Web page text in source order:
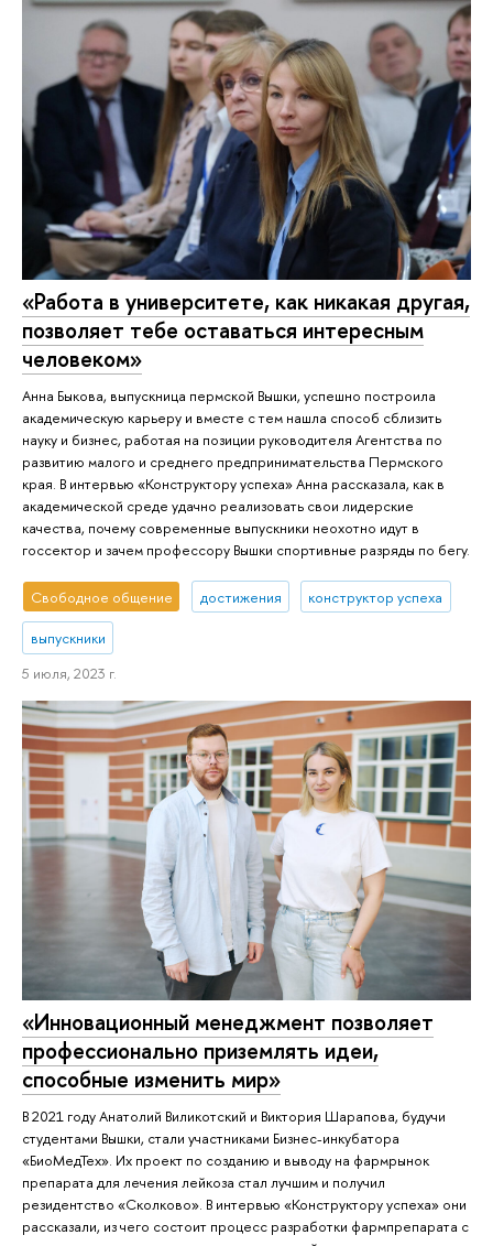
«Работа в университете, как никакая другая,
позволяет тебе оставаться интересным
человеком»
Анна Быкова, выпускница пермской Вышки, успешно построила
академическую карьеру и вместе с тем нашла способ сблизить
науку и бизнес, работая на позиции руководителя Агентства по
развитию малого и среднего предпринимательства Пермского
края. В интервью «Конструктору успеха» Анна рассказала, как в
академической среде удачно реализовать свои лидерские
качества, почему современные выпускники неохотно идут в
госсектор и зачем профессору Вышки спортивные разряды по бегу.
Свободное общение достижения конструктор успеха
выпускники
5 июля, 2023 г.
«Инновационный менеджмент позволяет
профессионально приземлять идеи,
способные изменить мир»
В 2021 году Анатолий Виликотский и Виктория Шарапова, будучи
студентами Вышки, стали участниками Бизнес-инкубатора
«БиоМедТех». Их проект по созданию и выводу на фармрынок
препарата для лечения лейкоза стал лучшим и получил
резидентство «Сколково». В интервью «Конструктору успеха» они
рассказали, из чего состоит процесс разработки фармпрепарата с